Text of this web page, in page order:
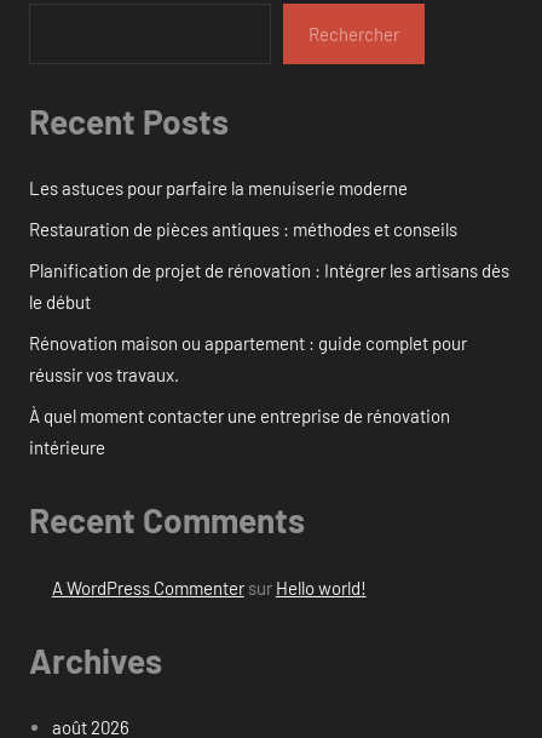
Rechercher
Recent Posts
Les astuces pour parfaire la menuiserie moderne
Restauration de pièces antiques : méthodes et conseils
Planification de projet de rénovation : Intégrer les artisans dès
le début
Rénovation maison ou appartement : guide complet pour
réussir vos travaux.
À quel moment contacter une entreprise de rénovation
intérieure
Recent Comments
A WordPress Commentersur Hello world!
Archives
août 2026